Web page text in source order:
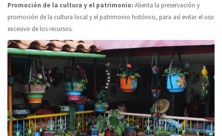
Promoción de la cultura y el patrimonio: Alienta la preservación y
promoción de la cultura local y el patrimonio histórico, para así evitar el uso
excesivo de los recursos.